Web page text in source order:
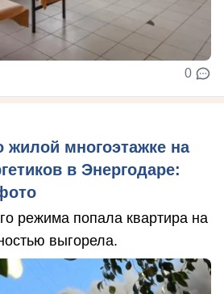
0
жилой многоэтажке на
в Энергодаре:
режима попала квартира на
выгорела.